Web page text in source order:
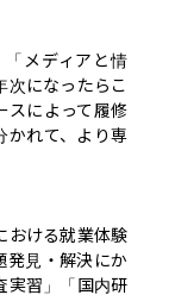
メディアと情
次になったらこ
スによって履修
かれて、より専
おける就業体験
発見・解決にか
実習」「国内研